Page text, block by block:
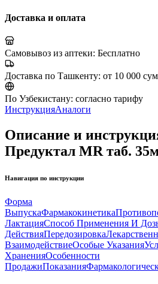
Доставка и оплата
Самовывоз из аптеки: Бесплатно
Доставка по Ташкенту: от 10 000 сум
По Узбекистану: согласно тарифу
ИнструкцияАналоги
Описание и
Предуктал MR таб.
Навигация по инструкции
Форма
ВыпускаФармакокинетика
ЛактацияСпособ Применения И
ДействияПередозировка
ВзаимодействиеОсобые Указания
ХраненияОсобенности
ПродажиПоказания